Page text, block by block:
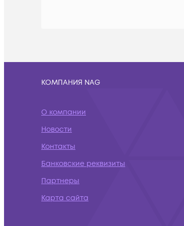
КОМПАНИЯ NAG
О компании
Новости
Контакты
Банковские реквизиты
Партнеры
Карта сайта